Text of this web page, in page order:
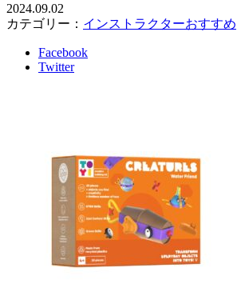
2024.09.02
カテゴリー： インストラクターおすすめ
Facebook
Twitter